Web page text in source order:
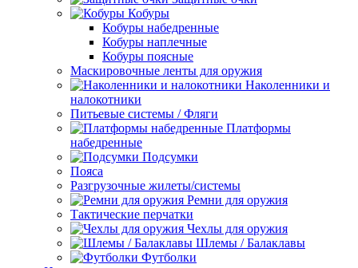
Кобуры
Кобуры набедренные
Кобуры наплечные
Кобуры поясные
Маскировочные ленты для оружия
Наколенники и
налокотники
Питьевые системы / Фляги
Платформы
набедренные
Подсумки
Пояса
Разгрузочные жилеты/системы
Ремни для оружия
Тактические перчатки
Чехлы для оружия
Шлемы / Балаклавы
Футболки